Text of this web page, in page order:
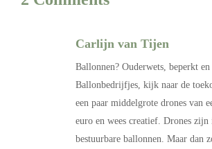
Carlijn van Tijen
Ballonnen? Ouderwets, beperkt en
Ballonbedrijfjes, kijk naar de
een paar middelgrote drones van
euro en wees creatief. Drones
bestuurbare ballonnen. Maar dan